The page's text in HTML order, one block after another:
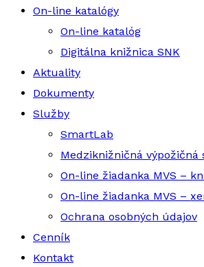
On-line katalógy
On-line katalóg
Digitálna knižnica SNK
Aktuality
Dokumenty
Služby
SmartLab
Medziknižničná výpožičná
On-line žiadanka MVS –
On-line žiadanka MVS –
Ochrana osobných údajov
Cenník
Kontakt